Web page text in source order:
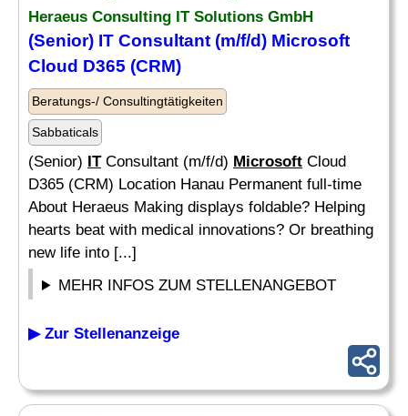
Heraeus Consulting ITSolutions GmbH
(Senior) IT Consultant (m/f/d) Microsoft
Cloud D365 (CRM)
Beratungs-/ Consultingtätigkeiten
Sabbaticals
(Senior) ITConsultant (m/f/d) Microsoft Cloud
D365 (CRM) Location Hanau Permanent full-time
About Heraeus Making displays foldable? Helping
hearts beat with medical innovations? Or breathing
new life into [...]
MEHR INFOS ZUM STELLENANGEBOT
▶ Zur Stellenanzeige